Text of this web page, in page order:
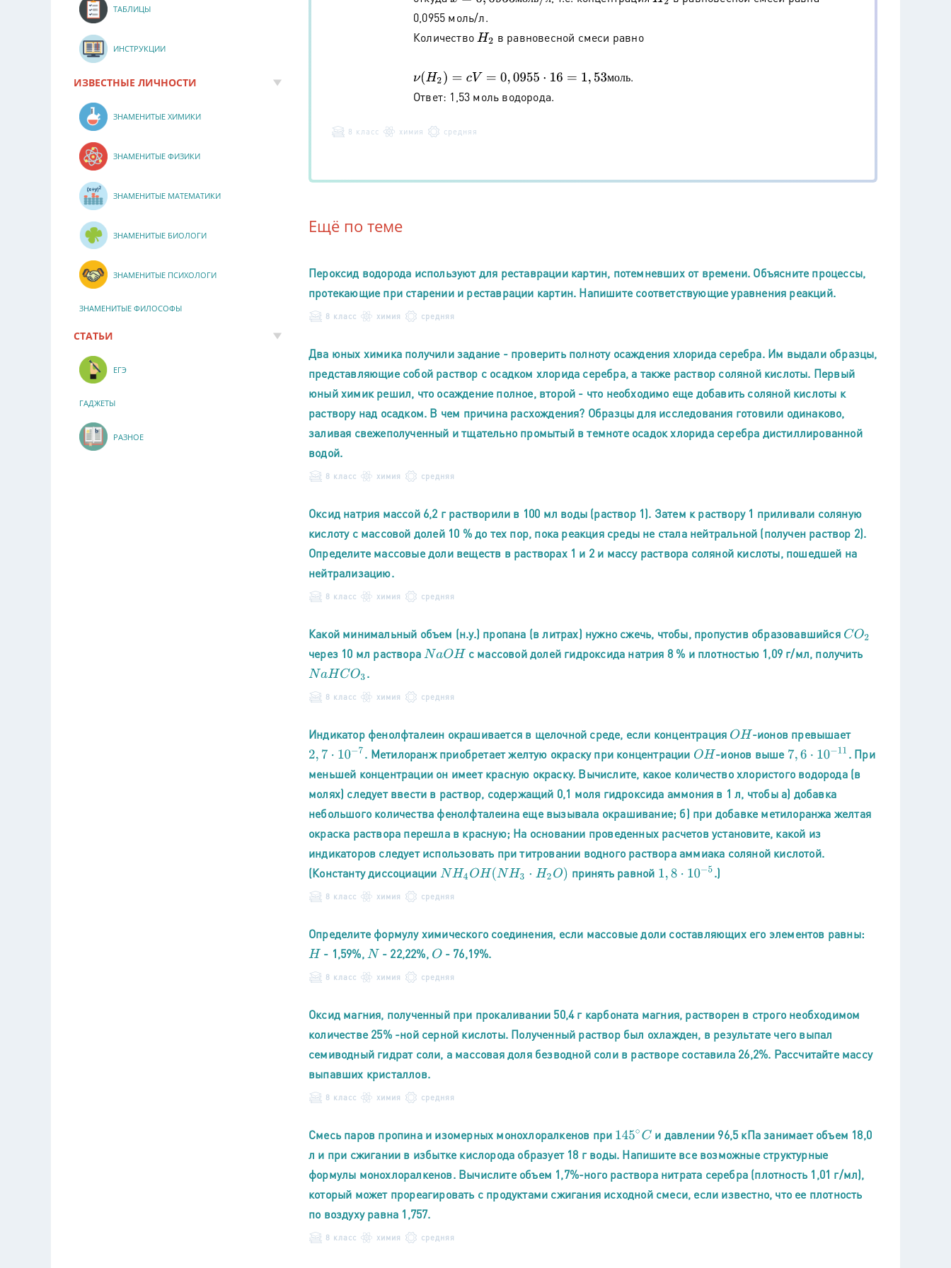
0,0955 моль/л.
Количество H2 в равновесной смеси равно
моль
ν(H2)=c V= 0,0955⋅ 16=1,53м о ль
.
Ответ: 1,53 моль водорода.
8 класс химия средняя
Ещё по теме
Пероксид водорода используют для реставрации картин, потемневших от времени. Объясните процессы,
протекающие при старении и реставрации картин. Напишите соответствующие уравнения реакций.
8 класс химия средняя
Два юных химика получили задание - проверить полноту осаждения хлорида серебра. Им выдали образцы,
представляющие собой раствор с осадком хлорида серебра, а также раствор соляной кислоты. Первый
юный химик решил, что осаждение полное, второй - что необходимо еще добавить соляной кислоты к
раствору над осадком. В чем причина расхождения? Образцы для исследования готовили одинаково,
заливая свежеполученный и тщательно промытый в темноте осадок хлорида серебра дистиллированной
водой.
8 класс химия средняя
Оксид натрия массой 6,2 г растворили в 100 мл воды (раствор 1). Затем к раствору 1 приливали соляную
кислоту с массовой долей 10 % до тех пор, пока реакция среды не стала нейтральной (получен раствор 2).
Определите массовые доли веществ в растворах 1 и 2 и массу раствора соляной кислоты, пошедшей на
нейтрализацию.
8 класс химия средняя
Какой минимальный объем (н.у.) пропана (в литрах) нужно сжечь, чтобы, пропустив образовавшийся CO2
через 10 мл раствора NaOH
с массовой долей гидроксида натрия 8 % и плотностью 1,09 г/мл, получить
NaHCO3 .
8 класс химия средняя
Индикатор фенолфталеин окрашивается в щелочной среде, если концентрация OH -ионов превышает
2,7⋅10 −7 . Метилоранж приобретает желтую окраску при концентрации OH -ионов выше 7,6⋅10 −11
. При
меньшей концентрации он имеет красную окраску. Вычислите, какое количество хлористого водорода (в
молях) следует ввести в раствор, содержащий 0,1 моля гидроксида аммония в 1 л, чтобы а) добавка
небольшого количества фенолфталеина еще вызывала окрашивание; б) при добавке метилоранжа желтая
окраска раствора перешла в красную; На основании проведенных расчетов установите, какой из
индикаторов следует использовать при титровании водного раствора аммиака соляной кислотой.
(Константу диссоциации NH4OH(NH3⋅H2O принять равной 1 ,8⋅10 −5 .)
8 класс химия средняя
Определите формулу химического соединения, если массовые доли составляющих его элементов равны:
H - 1,59%,N - 22,22%, O - 76,19%.
8 класс химия средняя
Оксид магния, полученный при прокаливании 50,4 г карбоната магния, растворен в строго необходимом
количестве 25% -ной серной кислоты. Полученный раствор был охлажден, в результате чего выпал
семиводный гидрат соли, а массовая доля безводной соли в растворе составила 26,2%. Рассчитайте массу
выпавших кристаллов.
8 класс химия средняя
Смесь паров пропина и изомерных монохлоралкенов при 145∘C и давлении 96,5 кПа занимает объем 18,0
л и при сжигании в избытке кислорода образует 18 г воды. Напишите все возможные структурные
формулы монохлоралкенов. Вычислите объем 1,7%-ного раствора нитрата серебра (плотность 1,01 г/мл),
который может прореагировать с продуктами сжигания исходной смеси, если известно, что ее плотность
по воздуху равна 1,757.
8 класс химия средняя
ТАБЛИЦЫ
ИНСТРУКЦИИ
ИЗВЕСТНЫЕ ЛИЧНОСТИ
ЗНАМЕНИТЫЕ ХИМИКИ
ЗНАМЕНИТЫЕ ФИЗИКИ
ЗНАМЕНИТЫЕ МАТЕМАТИКИ
ЗНАМЕНИТЫЕ БИОЛОГИ
ЗНАМЕНИТЫЕ ПСИХОЛОГИ
ЗНАМЕНИТЫЕ ФИЛОСОФЫ
СТАТЬИ
ЕГЭ
ГАДЖЕТЫ
РАЗНОЕ